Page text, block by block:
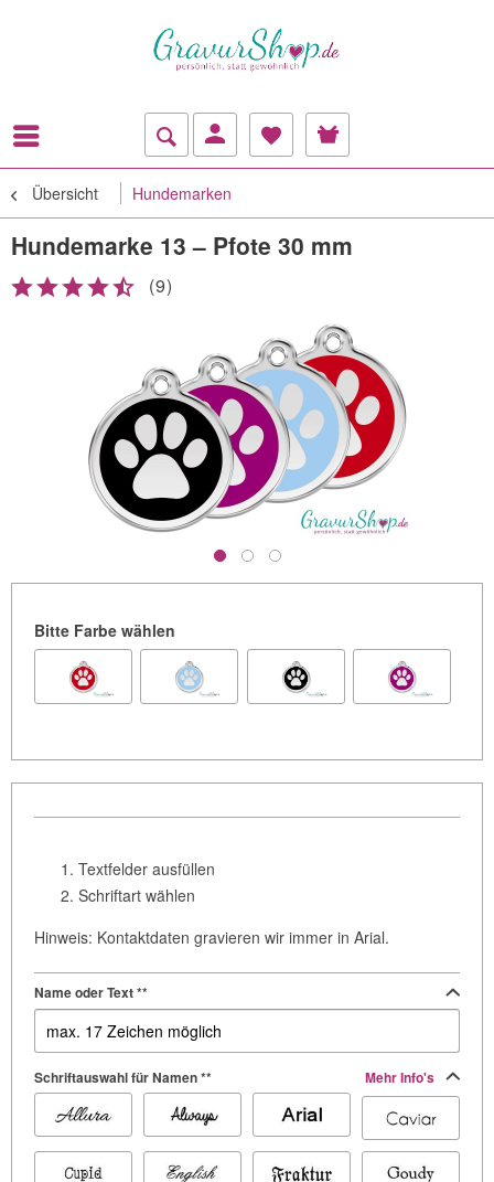
Übersicht Hundemarken
Hundemarke 13 – Pfote 30 mm
(9)
Bitte Farbe wählen
Textfelder ausfüllen
Schriftart wählen
Hinweis: Kontaktdaten gravieren wir immer in Arial.
Name oder Text **
Schriftauswahl für Namen ** Mehr Info's